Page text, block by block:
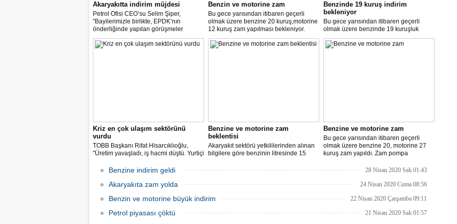
Akaryakıtta indirim müjdesi
Petrol Ofisi CEO’su Selim Şiper,
"Bayilerimizle birlikte, EPDK’nın
önderliğinde yapılan görüşmeler
sonucunda, dağıtım masraf
paylarımızdan fedakârlık ederek
Benzin ve motorine zam
Bu gece yarısından itibaren geçerli
olmak üzere benzine 20 kuruş,motorine
12 kuruş zam yapılması bekleniyor.
Benzinde 19 kuruş indirim
bekleniyor
Bu gece yarısından itibaren geçerli
olmak üzere benzinde 19 kuruşluk
indirim gerçekleşti.
Kriz en çok ulaşım sektörünü
vurdu
TOBB Başkanı Rifat Hisarcıklıoğlu,
"Üretim yavaşladı, iş hacmi düştü. Yurtiçi
sınırları kapattı, ihracat yavaşladı,
mallarımızı taşıyamaz hale geldik" dedi.
Benzine ve motorine zam
beklentisi
Akaryakıt sektörü yetkililerinden alınan
bilgilere göre benzinin litresinde 15
zam yapılması bekleniyor.
Benzine ve motorine zam
Bu gece yarısından itibaren geçerli
olmak üzere benzine 20, motorine 27
kuruş zam yapıldı. Zam pompa
Benzine indirim geldi 28 Nisan 2020 Salı 01:43
Akaryakıta zam yolda 24 Nisan 2020 Cuma 08:56
Benzin ve motorine büyük indirim 22 Nisan 2020 Çarşamba 09:11
Petrol piyasası çöktü 21 Nisan 2020 Salı 01:57